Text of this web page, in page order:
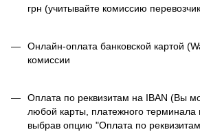
грн (учитывайте комиссию
Онлайн-оплата банковской картой
комиссии
Оплата по реквизитам на IBAN (Вы
любой карты, платежного терминала
выбрав опцию "Оплата по